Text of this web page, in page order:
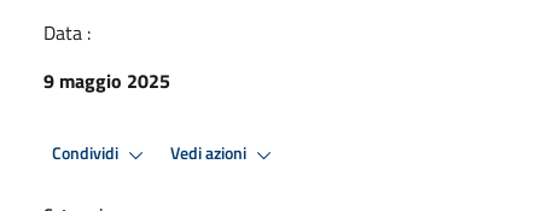
Data :
9 maggio 2025
Condividi Vedi azioni